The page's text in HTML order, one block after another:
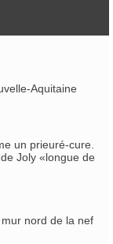
Aquitaine
un prieuré-cure.
Joly «longue de
nord de la nef